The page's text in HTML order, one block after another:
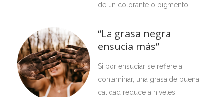
de un colorante o pigmento.
“La grasa negra
ensucia más”
Si por ensuciar se refiere a
contaminar, una grasa de buena
calidad reduce a niveles